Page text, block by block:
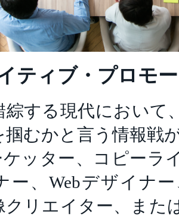
ティブ・プロモ
綜する現代において
掴むかと言う情報戦
ケッター、コピーラ
ー、Webデザイナ
クリエイター、また